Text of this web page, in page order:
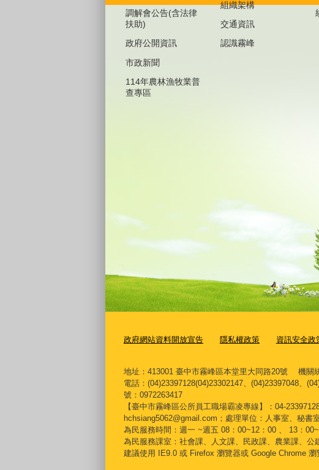
調解會公告(含法律
扶助)
政府公開資訊
市政新聞
114年農林漁牧業普
查專區
組織架構
交通資訊
認識霧峰
政府網站資料開放宣告 隱私權政策 資訊安全政
地址：413001 臺中市霧峰區本堂里大同路20號 機關
電話：(04)23397128(04)23302147、(04)23397048、
號：0972263417
【臺中市霧峰區公所員工職場霸凌專線】：04-
hchsiang5062@gmail.com；處理單位：人事室、秘書
為民服務時間：週一 ~週五 08：00~12：00 、 13：
為民服務課室：社會課、人文課、民政課、農業課、公
建議使用 IE9.0 或 Firefox 瀏覽器或 Google Chrome